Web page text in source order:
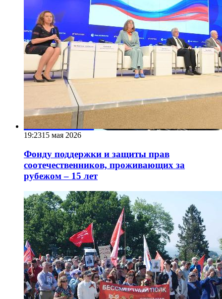
19:2315 мая 2026
Фонду поддержки и защиты прав
соотечественников, проживающих за
рубежом – 15 лет